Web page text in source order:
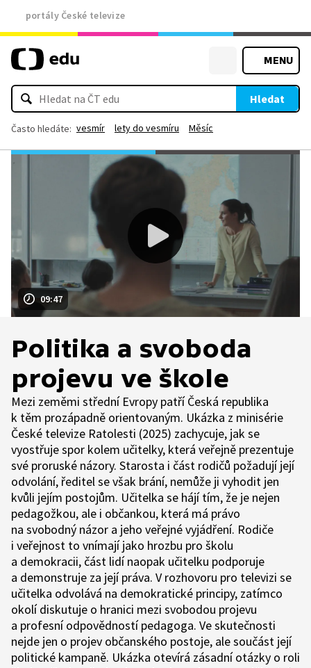
portály České televize
MENU
Hledat
Často hledáte: vesmír lety do vesmíru Měsíc
09:47
Politika a svoboda
projevu ve škole
Mezi zeměmi střední Evropy patří Česká republika
k těm prozápadně orientovaným. Ukázka z minisérie
České televize Ratolesti (2025) zachycuje, jak se
vyostřuje spor kolem učitelky, která veřejně prezentuje
své proruské názory. Starosta i část rodičů požadují její
odvolání, ředitel se však brání, nemůže ji vyhodit jen
kvůli jejím postojům. Učitelka se hájí tím, že je nejen
pedagožkou, ale i občankou, která má právo
na svobodný názor a jeho veřejné vyjádření. Rodiče
i veřejnost to vnímají jako hrozbu pro školu
a demokracii, část lidí naopak učitelku podporuje
a demonstruje za její práva. V rozhovoru pro televizi se
učitelka odvolává na demokratické principy, zatímco
okolí diskutuje o hranici mezi svobodou projevu
a profesní odpovědností pedagoga. Ve skutečnosti
nejde jen o projev občanského postoje, ale součást její
politické kampaně. Ukázka otevírá zásadní otázky o roli